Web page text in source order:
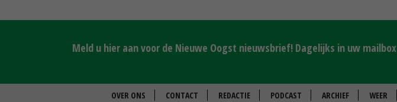
Meld u hier aan voor de Nieuwe Oogst nieuwsbrief! Dagelijks in uw mailbox
OVER ONS CONTACT REDACTIE PODCAST ARCHIEF WEER